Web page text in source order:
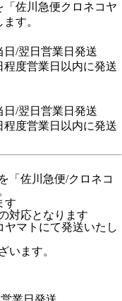
佐川急便クロネコヤ
す。
日/翌日営業日発送
程度営業日以内に発送
日/翌日営業日発送
程度営業日以内に発送
「佐川急便/クロネコ
す
対応となります
マトにて発送いたし
ます。